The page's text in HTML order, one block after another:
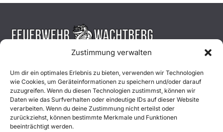
Zustimmung verwalten
Um dir ein optimales Erlebnis zu bieten, verwenden wir Technologien
wie Cookies, um Geräteinformationen zu speichern und/oder darauf
zuzugreifen. Wenn du diesen Technologien zustimmst, können wir
Daten wie das Surfverhalten oder eindeutige IDs auf dieser Website
verarbeiten. Wenn du deine Zustimmung nicht erteilst oder
zurückziehst, können bestimmte Merkmale und Funktionen
beeinträchtigt werden.
Aktuelles
Einsätze
Unsere Jugend